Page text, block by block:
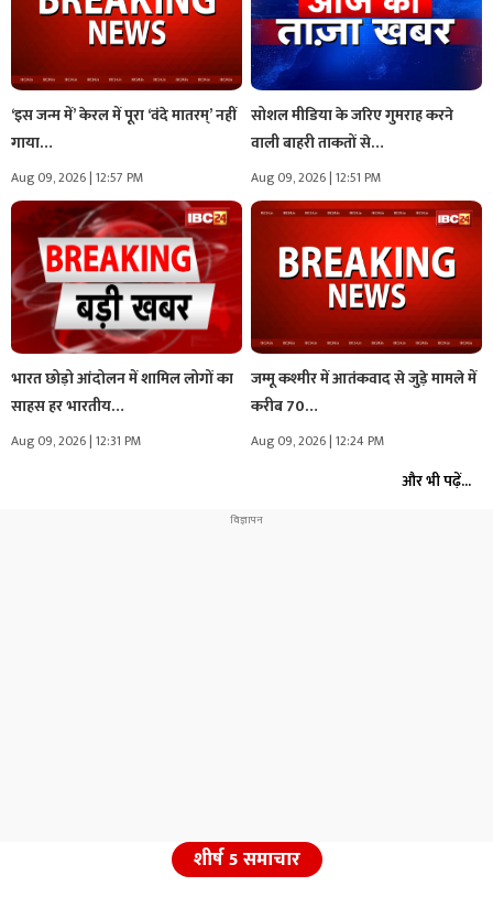
‘इस जन्म में’ केरल में पूरा ‘वंदे मातरम्’ नहीं
गाया…
Aug 09, 2026 | 12:57 PM
सोशल मीडिया के जरिए गुमराह करने
वाली बाहरी ताकतों से…
Aug 09, 2026 | 12:51 PM
भारत छोड़ो आंदोलन में शामिल लोगों का
साहस हर भारतीय…
Aug 09, 2026 | 12:31 PM
जम्मू कश्मीर में आतंकवाद से जुड़े मामले में
करीब 70…
Aug 09, 2026 | 12:24 PM
और भी पढ़ें...
शीर्ष 5 समाचार